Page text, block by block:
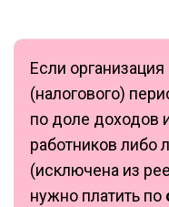
Если
(налогового)
по доле доходов
работников либо
(исключена из
нужно платить по